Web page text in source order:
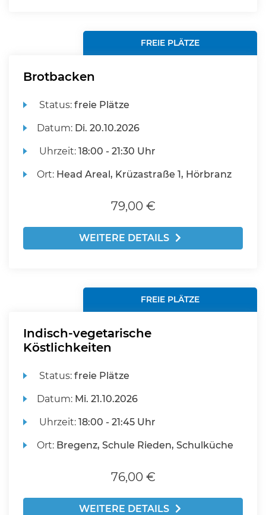
FREIE PLÄTZE
Brotbacken
Status:freie Plätze
Datum: Di. 20.10.2026
Uhrzeit:18:00 - 21:30 Uhr
Ort: Head Areal, Krüzastraße 1, Hörbranz
79,00 €
WEITERE DETAILS
FREIE PLÄTZE
Indisch-vegetarische
Köstlichkeiten
Status:freie Plätze
Datum: Mi. 21.10.2026
Uhrzeit:18:00 - 21:45 Uhr
Ort: Bregenz, Schule Rieden, Schulküche
76,00 €
WEITERE DETAILS